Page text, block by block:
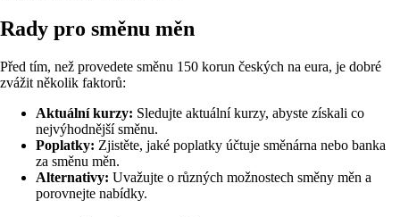
Rady pro směnu měn
Před tím, než provedete směnu 150 korun českých na eura, je dobré
zvážit několik faktorů:
Aktuální kurzy: Sledujte aktuální kurzy, abyste získali co
nejvýhodnější směnu.
Poplatky: Zjistěte, jaké poplatky účtuje směnárna nebo banka
za směnu měn.
Alternativy: Uvažujte o různých možnostech směny měn a
porovnejte nabídky.